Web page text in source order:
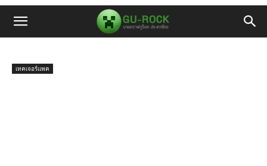
เทคเจอร์แพค